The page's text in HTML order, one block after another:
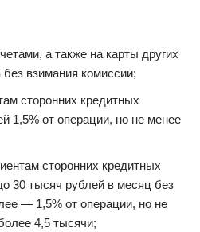
а также на карты других
без взимания комиссии;
сторонних кредитных
1,5% от операции, но не менее
сторонних кредитных
30 тысяч рублей в месяц без
— 1,5% от операции, но не
4,5 тысячи;